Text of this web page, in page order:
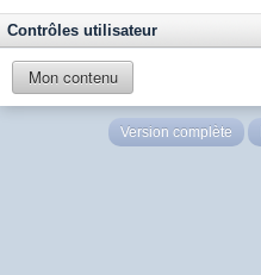
Contrôles utilisateur
Mon contenu
Version complète